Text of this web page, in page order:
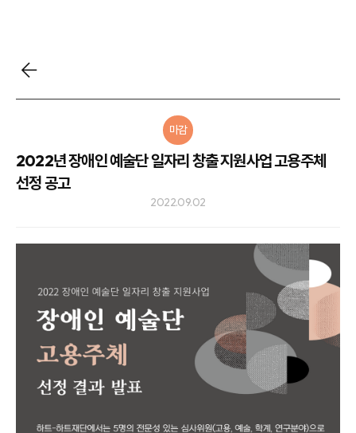
마감
2022년 장애인 예술단 일자리 창출 지원사업 고용주체
선정 공고
2022.09.02